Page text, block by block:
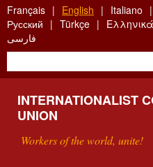
Skip
to
main
content
Français English Italiano
Русский
Türkçe Ελληνικά
فارسی
INTERNATIONALIST
UNION
Workers of the world, unite!